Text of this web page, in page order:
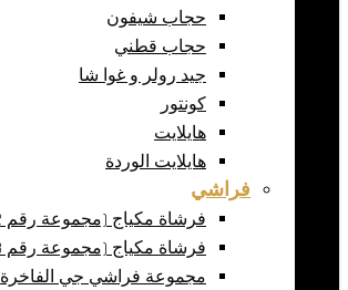
حجاب شيفون
حجاب قطني
جيد رولر و غوا شا
كونتور
هايلايت
هايلايت الوردة
فراشي
فرشاة مكياج (مجموعة رقم 2)
فرشاة مكياج (مجموعة رقم 3)
مجموعة فراشي جي الفاخرة